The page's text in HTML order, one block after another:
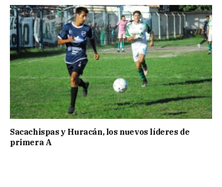
Sacachispas y Huracán, los nuevos líderes de
primera A